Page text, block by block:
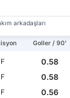
arkadaşları
Goller / 90'
F
0.58
F
0.58
F
0.56